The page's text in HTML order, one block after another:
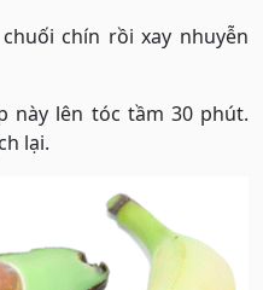
chín rồi xay nhuyễn
này lên tóc tầm 30 phút.
lại.